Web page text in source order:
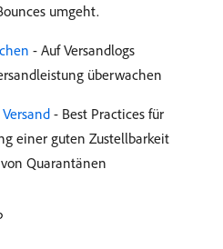
umgeht.
- Auf Versandlogs
überwachen
- Best Practices für
einer guten Zustellbarkeit
Quarantänen